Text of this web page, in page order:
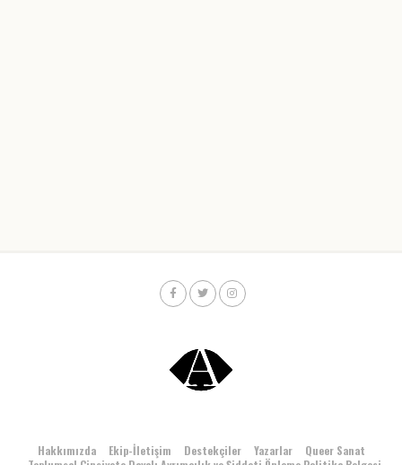
Hakkımızda Ekip-İletişim Destekçiler Yazarlar
Queer Sanat